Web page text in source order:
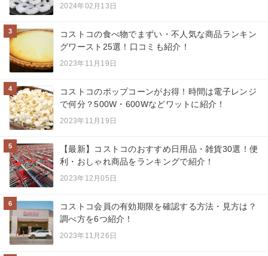
2024年02月13日
3
コストコの食べ物でまずい・不人気な商品ランキン
グワースト25選！口コミも紹介！
2023年11月19日
4
コストコのポップコーンがお得！時間は電子レンジ
で何分？500W・600Wなどワットに紹介！
2023年11月19日
5
【最新】コストコのおすすめ日用品・雑貨30選！便
利・おしゃれ商品をランキングで紹介！
2023年12月05日
6
コストコ会員の有効期限を確認する方法・見方は？
調べ方を6つ紹介！
2023年11月26日